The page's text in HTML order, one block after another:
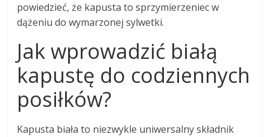
powiedzieć, że kapusta to sprzymierzeniec w
dążeniu do wymarzonej sylwetki.
Jak wprowadzić białą
kapustę do codziennych
posiłków?
Kapusta biała to niezwykle uniwersalny składnik